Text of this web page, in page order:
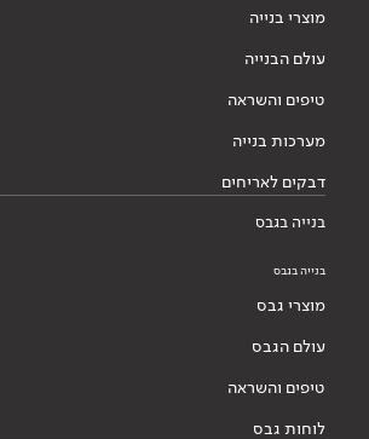
מוצרי בנייה
עולם הבנייה
טיפים והשראה
מערכות בנייה
דבקים לאריחים
בנייה בגבס
בנייה בגבס
מוצרי גבס
עולם הגבס
טיפים והשראה
לוחות גבס